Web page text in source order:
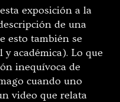
exposición a la
de una
esto también se
académica). Lo que
inequívoca de
cuando uno
video que relata